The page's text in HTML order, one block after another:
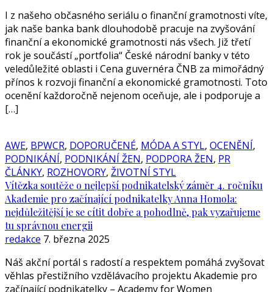
I z našeho občasného seriálu o finanční gramotnosti víte,
jak naše banka bank dlouhodobě pracuje na zvyšování
finanční a ekonomické gramotnosti nás všech. Již třetí
rok je součástí „portfolia“ České národní banky v této
veledůležité oblasti i Cena guvernéra ČNB za mimořádný
přínos k rozvoji finanční a ekonomické gramotnosti. Toto
ocenění každoročně nejenom oceňuje, ale i podporuje a
[…]
AWE, BPWCR, DOPORUČENÉ, MÓDA A STYL, OCENĚNÍ,
PODNIKÁNÍ, PODNIKÁNÍ ŽEN, PODPORA ŽEN, PR
ČLÁNKY, ROZHOVORY, ŽIVOTNÍ STYL
Vítězka soutěže o nejlepší podnikatelský záměr 4. ročníku
Akademie pro začínající podnikatelky Anna Homola:
nejdůležitější je se cítit dobře a pohodlně, pak vyzařujeme
tu správnou energii
redakce 7. března 2025
Náš akční portál s radostí a respektem pomáhá zvyšovat
věhlas přestižního vzdělávacího projektu Akademie pro
začínající podnikatelky – Academy for Women